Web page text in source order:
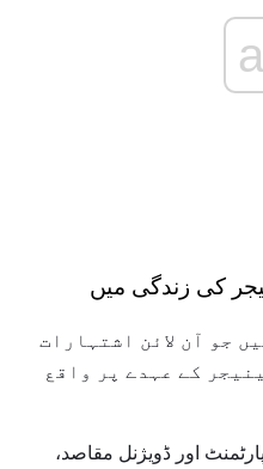
کی زندگی میں
جو آن لائن اشتہارات
کے عہدے پر واقع
اور ڈویژنل مقاصد،